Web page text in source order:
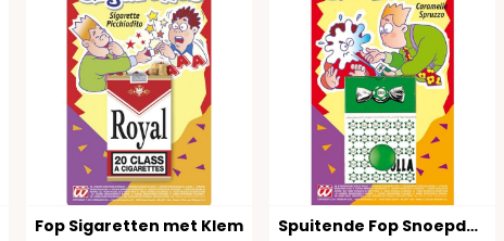
Fop Sigaretten met Klem Spuitende Fop Snoepdoos